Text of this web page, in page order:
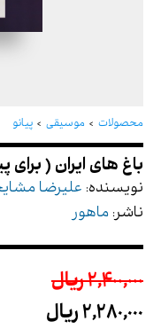
محصولات موسیقی پیانو
باغ های
نویسنده: علیرضا
ناشر: ماهور
2,400,000 ريال
2,280,000 ريال